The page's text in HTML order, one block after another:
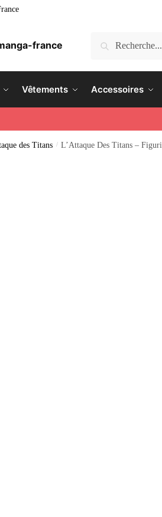
Recherche
Vêtements Accessoires
des Titans / L’Attaque Des Titans –